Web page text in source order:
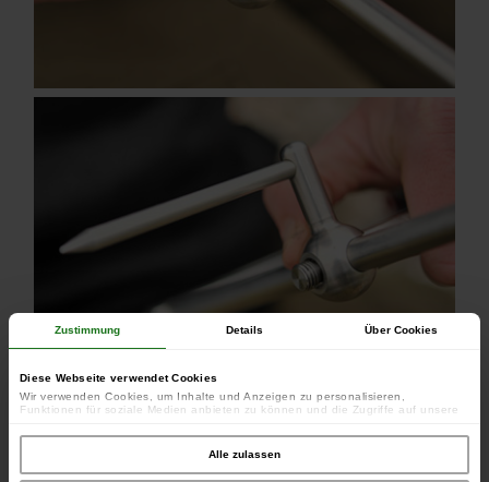
Zustimmung Details Über Cookies
Diese Webseite verwendet Cookies
Wir verwenden Cookies, um Inhalte und Anzeigen zu personalisieren,
Funktionen für soziale Medien anbieten zu können und die Zugriffe auf unsere
unserer Website an unsere Partner für soziale Medien, Werbung und Analysen
weiter. Unsere Partner führen diese Informationen möglicherweise mit weiteren
Daten zusammen, die Sie ihnen bereitgestellt haben oder die sie im Rahmen
Ihrer Nutzung der Dienste gesammelt haben.
Alle zulassen